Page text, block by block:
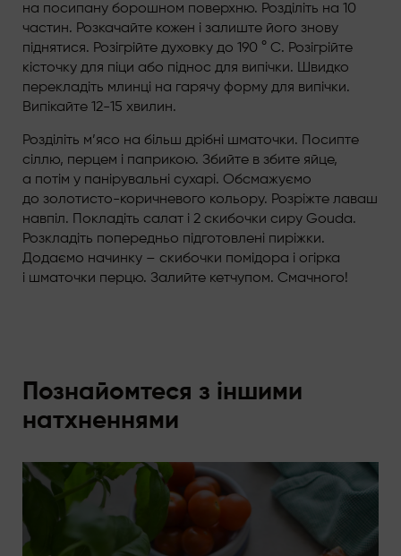
на посипану борошном поверхню. Розділіть на 10
частин. Розкачайте кожен і залиште його знову
піднятися. Розігрійте духовку до 190 ° C. Розігрійте
кісточку для піци або піднос для випічки. Швидко
перекладіть млинці на гарячу форму для випічки.
Випікайте 12-15 хвилин.
Розділіть м’ясо на більш дрібні шматочки. Посипте
сіллю, перцем і паприкою. Збийте в збите яйце,
а потім у панірувальні сухарі. Обсмажуємо
до золотисто-коричневого кольору. Розріжте лаваш
навпіл. Покладіть салат і 2 скибочки сиру Gouda.
Розкладіть попередньо підготовлені пиріжки.
Додаємо начинку – скибочки помідора і огірка
і шматочки перцю. Залийте кетчупом. Смачного!
Познайомтеся з іншими
натхненнями